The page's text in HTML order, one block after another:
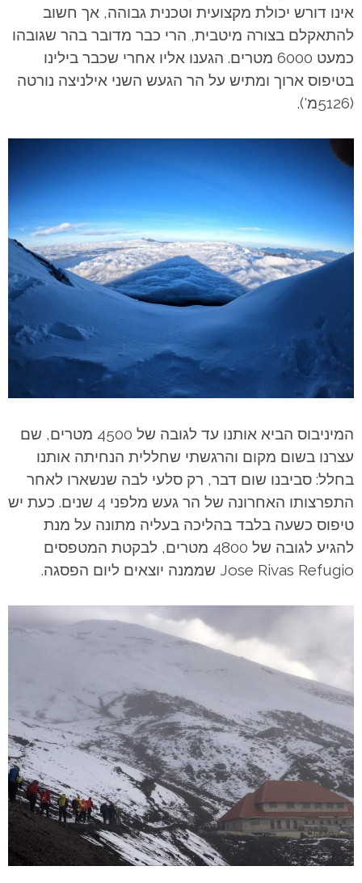
אינו דורש יכולת מקצועית וטכנית גבוהה, אך חשוב
להתאקלם בצורה מיטבית, הרי כבר מדובר בהר שגובהו
כמעט 6000 מטרים. הגענו אליו אחרי שכבר בילינו
בטיפוס ארוך ומתיש על הר הגעש השני אילניצה נורטה
(5126מ').
המיניבוס הביא אותנו עד לגובה של 4500 מטרים, שם
עצרנו בשום מקום והרגשתי שחללית הנחיתה אותנו
בחלל: סביבנו שום דבר, רק סלעי לבה שנשארו לאחר
התפרצותו האחרונה של הר געש מלפני 4 שנים. כעת יש
טיפוס כשעה בלבד בהליכה בעליה מתונה על מנת
להגיע לגובה של 4800 מטרים, לבקטת המטפסים
Jose Rivas Refugio שממנה יוצאים ליום הפסגה.